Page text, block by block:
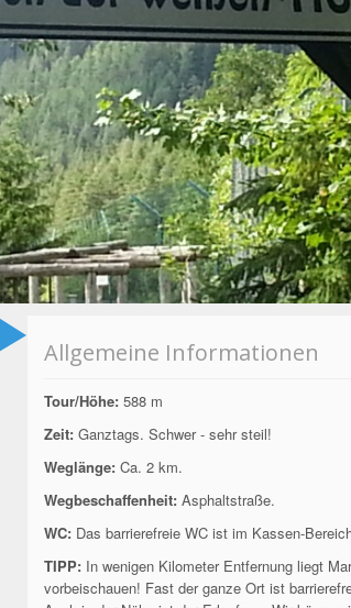
Allgemeine Informationen
Tour/Höhe:588 m
Zeit:Ganztags. Schwer - sehr steil!
Weglänge:Ca. 2 km.
Wegbeschaffenheit:Asphaltstraße.
WC:Das barrierefreie WC ist im Kassen-
TIPP:In wenigen Kilometer Entfernung liegt
vorbeischauen! Fast der ganze Ort ist